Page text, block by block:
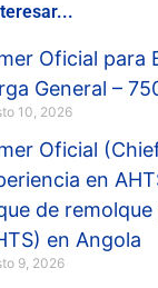
Oficial para
General –
10, 2026
Oficial
en
de
en Angola
9, 2026